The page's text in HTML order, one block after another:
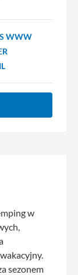
WWW
w
sezonem